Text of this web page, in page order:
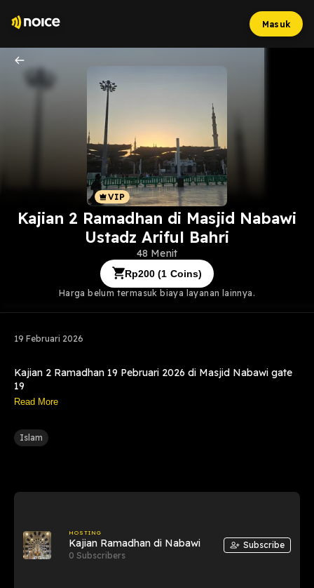
Masuk
Kajian 2 Ramadhan di Masjid Nabawi
Ustadz Ariful Bahri
48 Menit
Rp200 (1 Coins)
Harga belum termasuk biaya layanan lainnya.
19 Februari 2026
Kajian 2 Ramadhan 19 Pebruari 2026 di Masjid Nabawi gate
19
Read More
Islam
HOSTING
Kajian Ramadhan di Nabawi
0 Subscribers
Subscribe